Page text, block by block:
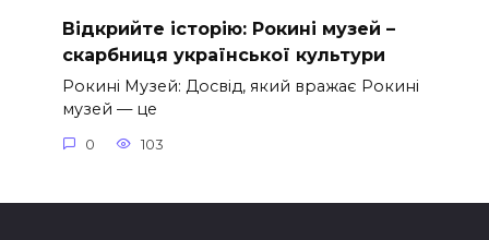
Відкрийте історію: Рокині музей –
скарбниця української культури
Рокині Музей: Досвід, який вражає Рокині
музей — це
0 103